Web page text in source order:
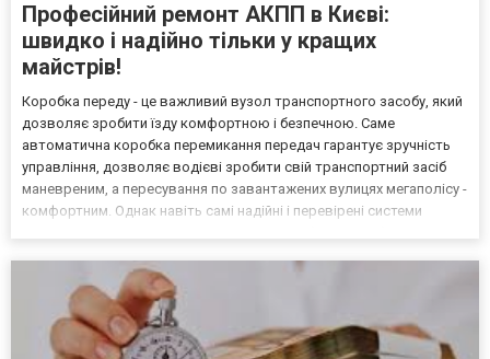
Професійний ремонт АКПП в Києві:
швидко і надійно тільки у кращих
майстрів!
Коробка переду - це важливий вузол транспортного засобу, який
дозволяє зробити їзду комфортною і безпечною. Саме
автоматична коробка перемикання передач гарантує зручність
управління, дозволяє водієві зробити свій транспортний засіб
маневреним, а пересування по завантажених вулицях мегаполісу -
комфортним. Однак навіть самі надійні і перевірені системи